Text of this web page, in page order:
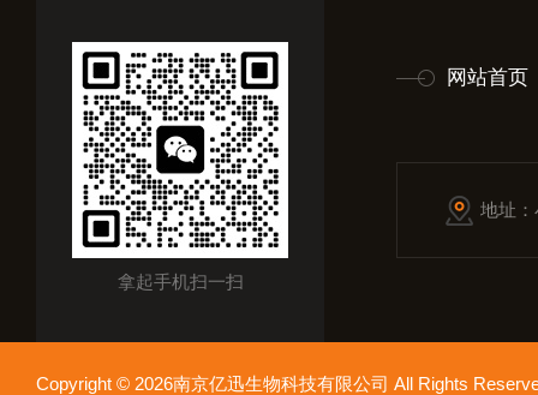
拿起手机扫一扫
网站首页
地址
Copyright © 2026南京亿迅生物科技有限公司 All Rights